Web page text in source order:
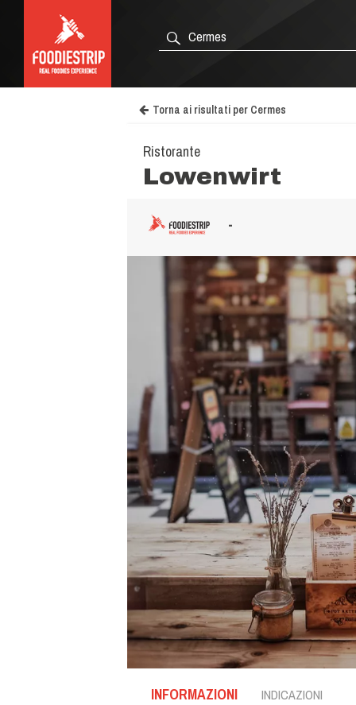
Torna ai risultati per Cermes
Ristorante
Lowenwirt
-
INFORMAZIONI INDICAZIONI